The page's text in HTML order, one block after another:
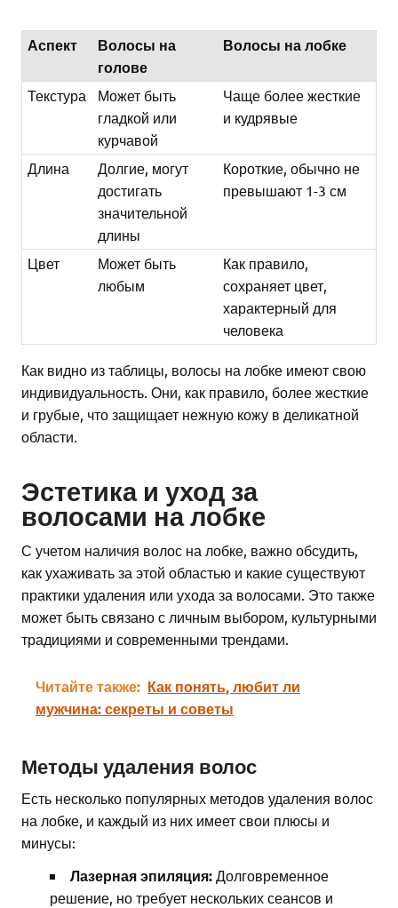
Аспект
Волосы на
голове
Волосы на лобке
Текстура
Может быть
гладкой или
курчавой
Чаще более жесткие
и кудрявые
Длина
Долгие, могут
достигать
значительной
длины
Короткие, обычно не
превышают 1-3 см
Цвет
Может быть
любым
Как правило,
сохраняет цвет,
характерный для
человека
Как видно из таблицы, волосы на лобке имеют свою
индивидуальность. Они, как правило, более жесткие
и грубые, что защищает нежную кожу в деликатной
области.
Эстетика и уход за
волосами на лобке
С учетом наличия волос на лобке, важно обсудить,
как ухаживать за этой областью и какие существуют
практики удаления или ухода за волосами. Это также
может быть связано с личным выбором, культурными
традициями и современными трендами.
Читайте также: Как понять, любит ли
мужчина: секреты и советы
Методы удаления волос
Есть несколько популярных методов удаления волос
на лобке, и каждый из них имеет свои плюсы и
минусы:
Лазерная эпиляция: Долговременное
решение, но требует нескольких сеансов и